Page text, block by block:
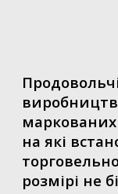
маркованих
на які
розмірі не